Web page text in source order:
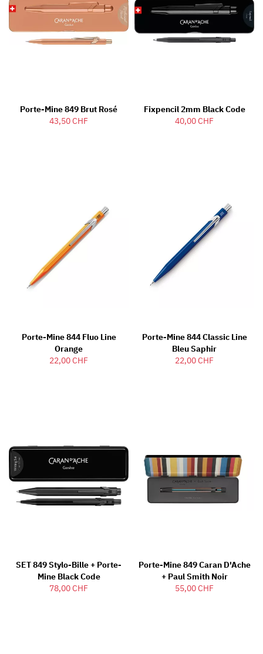
Porte-Mine 849 Brut Rosé
43,50 CHF
Fixpencil 2mm Black Code
40,00 CHF
Porte-Mine 844 Fluo Line
Orange
22,00 CHF
Porte-Mine 844 Classic Line
Bleu Saphir
22,00 CHF
SET 849 Stylo-Bille + Porte-
Mine Black Code
78,00 CHF
Porte-Mine 849 Caran D'Ache
+ Paul Smith Noir
55,00 CHF